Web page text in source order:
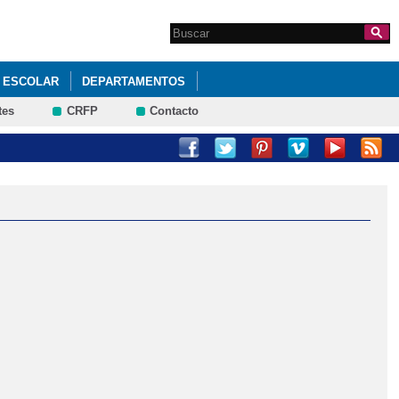
Formulario de
búsqueda
Search this site
DEPARTAMENTOS
CRFP Contacto